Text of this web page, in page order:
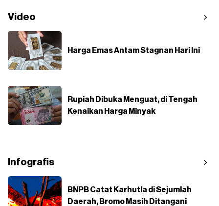
Video
Harga Emas Antam Stagnan Hari Ini
Rupiah Dibuka Menguat, di Tengah
Kenaikan Harga Minyak
Infografis
BNPB Catat Karhutla di Sejumlah
Daerah, Bromo Masih Ditangani